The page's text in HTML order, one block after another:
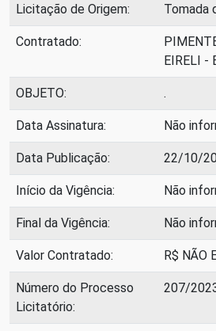
Licitação de Origem: Tomada
Contratado:
EIRELI -
OBJETO: .
Data Assinatura: Não
Data Publicação: 22/10/
Início da Vigência: Não
Final da Vigência: Não
Valor Contratado: R$ NÃO
Número do Processo
Licitatório:
207/